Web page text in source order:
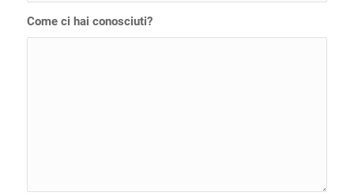
Come ci hai conosciuti?